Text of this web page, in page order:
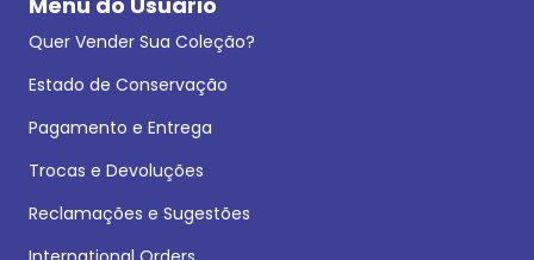
Quer Vender Sua Coleção?
Estado de Conservação
Pagamento e Entrega
Trocas e Devoluções
Reclamações e Sugestões